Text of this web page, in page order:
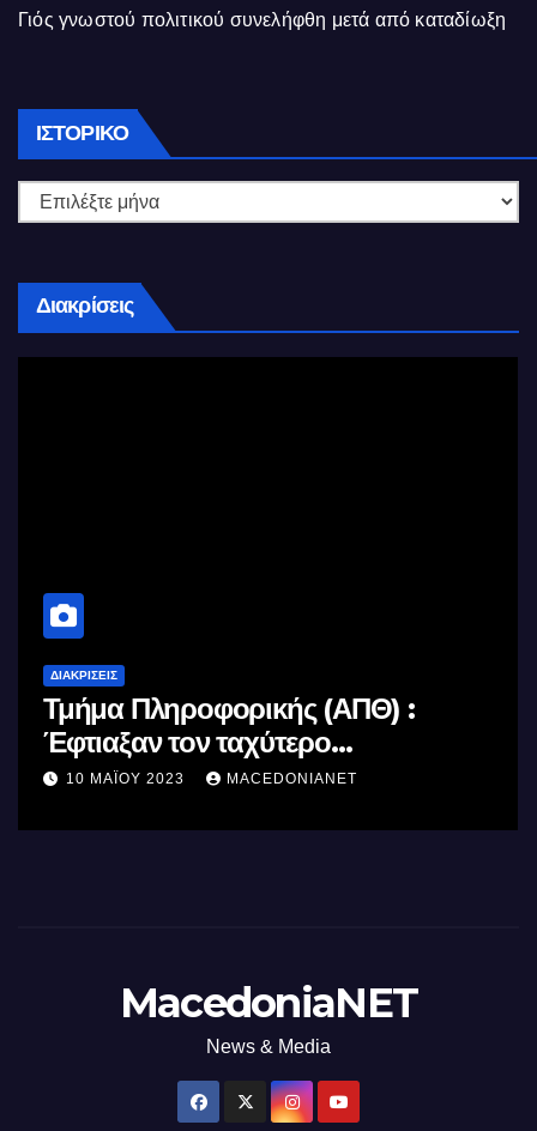
Γιός γνωστού πολιτικού συνελήφθη μετά από καταδίωξη
ΙΣΤΟΡΙΚΌ Ιστορικό
Διακρίσεις
ΔΙΑΚΡΊΣΕΙΣ
Τμήμα Πληροφορικής (ΑΠΘ) :
Έφτιαξαν τον ταχύτερο
επεξεργαστή AI στον κόσμο με τη
10 ΜΑΪ́ΟΥ 2023 MACEDONIANET
MacedoniaNET
News & Media